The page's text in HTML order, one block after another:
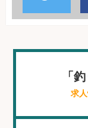
「
求